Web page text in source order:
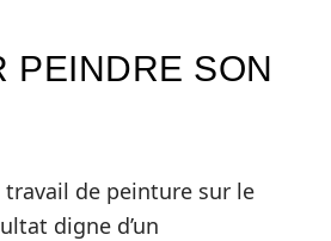
PEINDRE SON
de peinture sur le
digne d’un